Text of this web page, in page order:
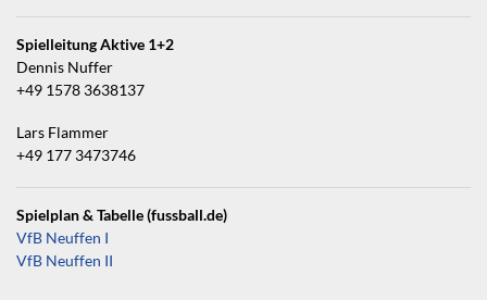
Spielleitung Aktive 1+2
Dennis Nuffer
+49 1578 3638137
Lars Flammer
+49 177 3473746
Spielplan & Tabelle (fussball.de)
VfB Neuffen I
VfB Neuffen II